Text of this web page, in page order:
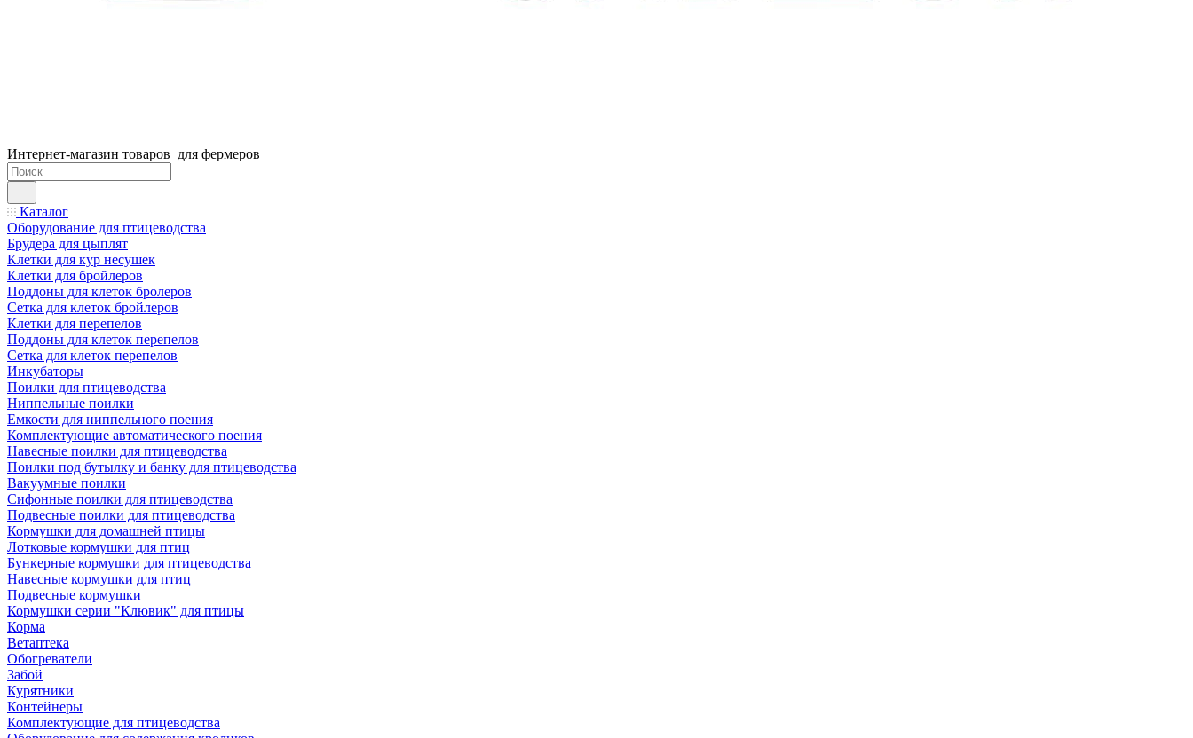
Интернет-магазин товаров для фермеров
Каталог
Оборудование для птицеводства
Брудера для цыплят
Клетки для кур несушек
Клетки для бройлеров
Поддоны для клеток бролеров
Сетка для клеток бройлеров
Клетки для перепелов
Поддоны для клеток перепелов
Сетка для клеток перепелов
Инкубаторы
Поилки для птицеводства
Ниппельные поилки
Емкости для ниппельного поения
Комплектующие автоматического поения
Навесные поилки для птицеводства
Поилки под бутылку и банку для птицеводства
Вакуумные поилки
Сифонные поилки для птицеводства
Подвесные поилки для птицеводства
Кормушки для домашней птицы
Лотковые кормушки для птиц
Бункерные кормушки для птицеводства
Навесные кормушки для птиц
Подвесные кормушки
Кормушки серии "Клювик" для птицы
Корма
Ветаптека
Обогреватели
Забой
Курятники
Контейнеры
Комплектующие для птицеводства